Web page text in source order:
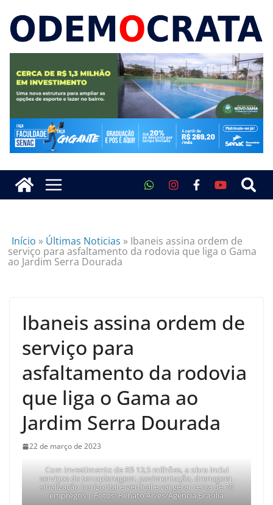
Início » Últimas Noticias » Ibaneis assina ordem de
serviço para asfaltamento da rodovia que liga o Gama
ao Jardim Serra Dourada
Ibaneis assina ordem de
serviço para
asfaltamento da rodovia
que liga o Gama ao
Jardim Serra Dourada
22 de março de 2023
Com investimento de R$ 13,5 milhões, a obra inclui
serviços de terraplenagem, pavimentação, drenagem,
sinalização horizontal e vertical e vai gerar cerca de 70
empregos | Fotos: Renato Alves/Agência Brasília